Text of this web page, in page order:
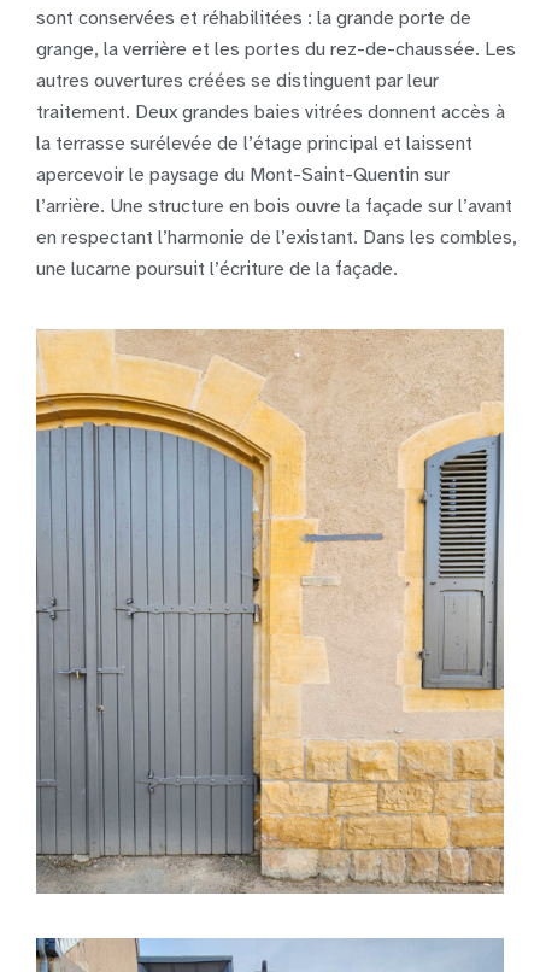
sont conservées et réhabilitées : la grande porte de
grange, la verrière et les portes du rez-de-chaussée. Les
autres ouvertures créées se distinguent par leur
traitement. Deux grandes baies vitrées donnent accès à
la terrasse surélevée de l’étage principal et laissent
apercevoir le paysage du Mont-Saint-Quentin sur
l’arrière. Une structure en bois ouvre la façade sur l’avant
en respectant l’harmonie de l’existant. Dans les combles,
une lucarne poursuit l’écriture de la façade.